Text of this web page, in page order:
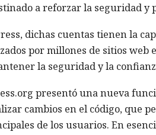
a reforzar la seguridad
dichas cuentas tienen la
por millones de sitios web
la seguridad y la
presentó una nueva
cambios en el código, que
de los usuarios. En